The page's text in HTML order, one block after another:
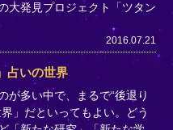
大発見プロジェクト「ツタン
2016.07.21
占いの世界
が多い中で、まるで“後退り
」だといってもよい。どう